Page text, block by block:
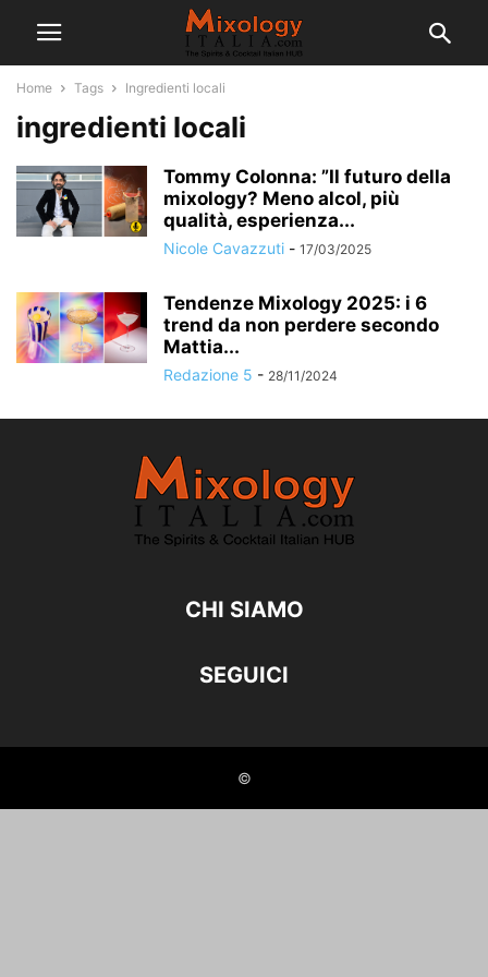
Home Tags Ingredienti locali
ingredienti locali
Tommy Colonna: ”Il futuro della
mixology? Meno alcol, più
qualità, esperienza...
Nicole Cavazzuti - 17/03/2025
Tendenze Mixology 2025: i 6
trend da non perdere secondo
Mattia...
Redazione 5 - 28/11/2024
CHI SIAMO
SEGUICI
©